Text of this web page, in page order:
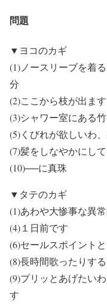
問題
▼ヨコのカギ
(1)ノースリーブを着
分
(2)ここから枝が出ます
(3)シャワー室にある
(5)くびれが欲しいわ
(7)髪をしなやかにし
(10)──に真珠
▼タテのカギ
(1)あわや大惨事な異
(4)１日前です
(6)セールスポイント
(8)長時間歌ったりす
(9)プリッとあげたい
す